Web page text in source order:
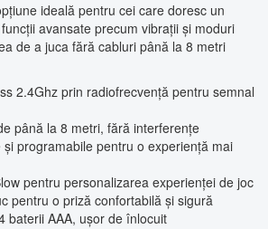
ideală pentru cei care doresc un
avansate precum vibrații și moduri
de a juca fără cabluri până la 8 metri
2.4Ghz prin radiofrecvență pentru semnal
până la 8 metri, fără interferențe
și programabile pentru o experiență mai
pentru personalizarea experienței de joc
pentru o priză confortabilă și sigură
baterii AAA, ușor de înlocuit